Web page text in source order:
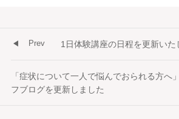
1日体験講座の日程を更新いた
Prev
「症状について一人で悩んでおられる方へ
フブログを更新しました